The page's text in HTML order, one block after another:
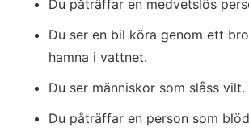
Du påträffar en medvetslös
Du ser en bil köra genom ett
hamna i vattnet.
Du ser människor som slåss vilt.
Du påträffar en person som